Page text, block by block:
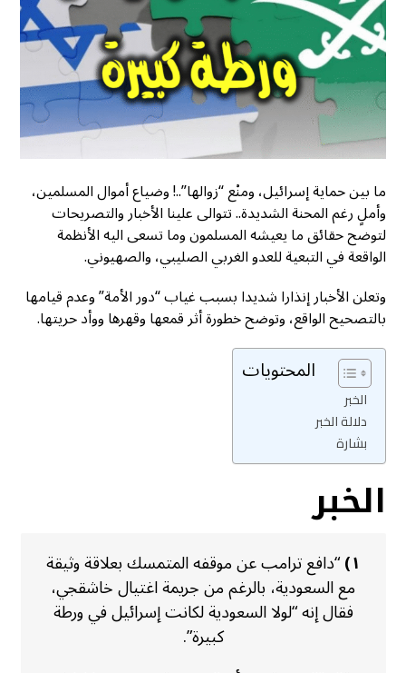
ما بين حماية إسرائيل، ومنْع “زوالها”..! وضياع أموال المسلمين،
وأملٍ رغم المحنة الشديدة.. تتوالى علينا الأخبار والتصريحات
لتوضح حقائق ما يعيشه المسلمون وما تسعى اليه الأنظمة
الواقعة في التبعية للعدو الغربي الصليبي، والصهيوني.
وتعلن الأخبار إنذارا شديدا بسبب غياب “دور الأمة” وعدم قيامها
بالتصحيح الواقع، وتوضح خطورة أثر قمعها وقهرها ووأد حريتها.
المحتويات
الخبر
دلالة الخبر
بشارة
الخبر
١) “دافع ترامب عن موقفه المتمسك بعلاقة وثيقة
مع السعودية، بالرغم من جريمة اغتيال خاشقجي،
فقال إنه “لولا السعودية لكانت إسرائيل في ورطة
كبيرة”.